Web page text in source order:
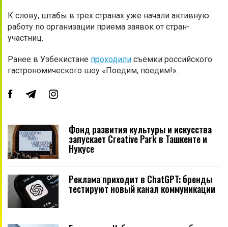
К слову, штабы в трех странах уже начали активную
работу по организации приема заявок от стран-
участниц.
Ранее в Узбекистане проходили съемки российского
гастрономического шоу «Поедим, поедим!».
Фонд развития культуры и искусства
запускает Creative Park в Ташкенте и
Нукусе
Реклама приходит в ChatGPT: бренды
тестируют новый канал коммуникации